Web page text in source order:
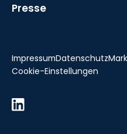
Presse
ImpressumDatenschutz
Cookie-Einstellungen